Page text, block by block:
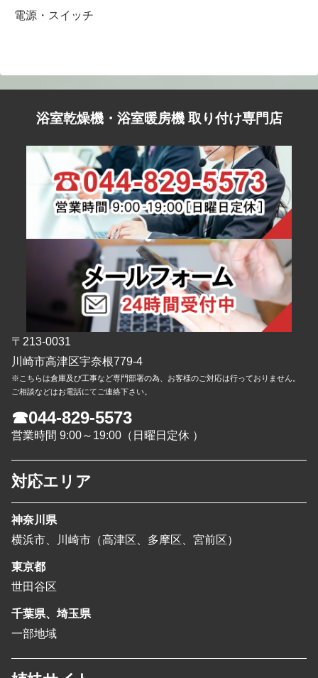
電源・スイッチ
浴室乾燥機・浴室暖房機 取り付け専門店
〒213-0031
川崎市高津区宇奈根779-4
※こちらは倉庫及び工事など専門部署の為、お客様のご対応は行っておりません。
ご相談などはお電話にてご連絡下さい。
☎044-829-5573
営業時間 9:00～19:00（日曜日定休 ）
対応エリア
神奈川県
横浜市、川崎市（高津区、多摩区、宮前区）
東京都
世田谷区
千葉県、埼玉県
一部地域